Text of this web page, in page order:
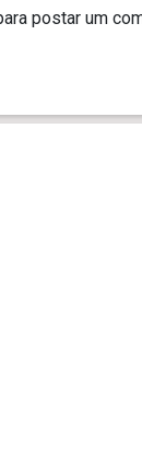
postar um